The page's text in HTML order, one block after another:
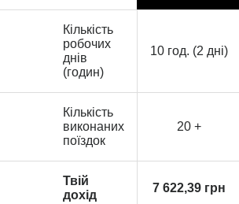
Кількість
робочих
днів
(годин)
10 год. (2 дні)
Кількість
виконаних
поїздок
20 +
Твій
дохід
7 622,39 грн